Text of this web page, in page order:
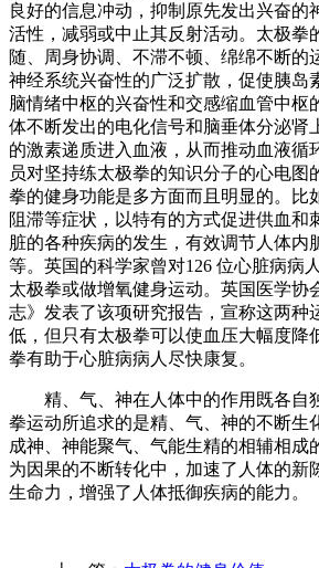
良好的信息冲动，抑制原先发出兴奋的
活性，减弱或中止其反射活动。太极拳
随、周身协调、不滞不顿、绵绵不断的
神经系统兴奋性的广泛扩散，促使胰岛
脑情绪中枢的兴奋性和交感缩血管中枢
体不断发出的电化信号和脑垂体分泌肾
的激素递质进入血液，从而推动血液循
员对坚持练太极拳的知识分子的心电图
拳的健身功能是多方面而且明显的。比
阻滞等症状，以特有的方式促进供血和
脏的各种疾病的发生，有效调节人体内
等。英国的科学家曾对126 位心脏病病
太极拳或做增氧健身运动。英国医学协
志》发表了该项研究报告，宣称这两种
低，但只有太极拳可以使血压大幅度降
拳有助于心脏病病人尽快康复。
精、气、神在人体中的作用既各自
拳运动所追求的是精、气、神的不断生
成神、神能聚气、气能生精的相辅相成
为因果的不断转化中，加速了人体的新
生命力，增强了人体抵御疾病的能力。